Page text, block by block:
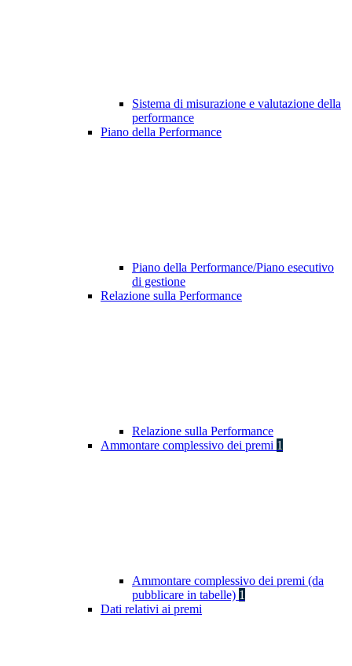
Sistema di misurazione e valutazione della
performance
Piano della Performance
Piano della Performance/Piano esecutivo
di gestione
Relazione sulla Performance
Relazione sulla Performance
Ammontare complessivo dei premi 1
Ammontare complessivo dei premi (da
pubblicare in tabelle) 1
Dati relativi ai premi